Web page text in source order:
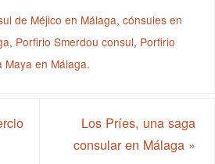
de Méjico en Málaga,cónsules en
, Porfirio Smerdou consul, Porfirio
Maya en Málaga.
Los Príes, una saga
consular en Málaga »